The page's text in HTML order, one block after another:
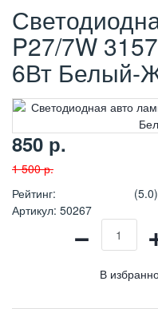
P27/7W
6Вт Белый-
850 р.
1 500р.
Рейтинг:
(5.0)
Артикул: 50267
−